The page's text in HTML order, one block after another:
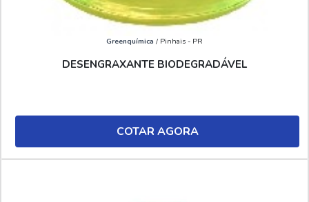
Greenquímica / Pinhais - PR
DESENGRAXANTE BIODEGRADÁVEL
COTAR AGORA